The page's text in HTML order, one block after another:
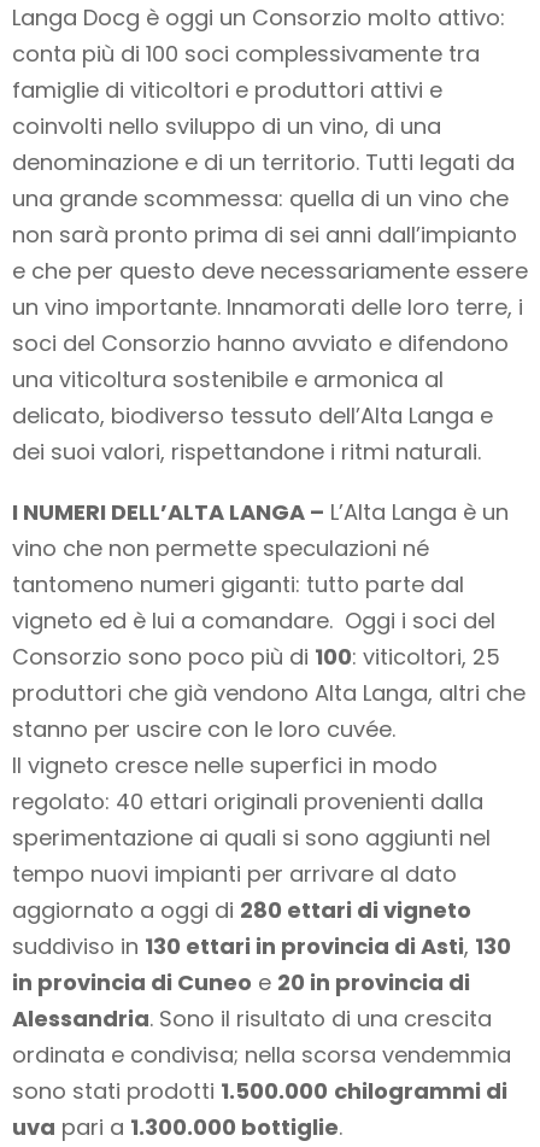
Langa Docg è oggi un Consorzio molto attivo:
conta più di 100 soci complessivamente tra
famiglie di viticoltori e produttori attivi e
coinvolti nello sviluppo di un vino, di una
denominazione e di un territorio. Tutti legati da
una grande scommessa: quella di un vino che
non sarà pronto prima di sei anni dall’impianto
e che per questo deve necessariamente essere
un vino importante. Innamorati delle loro terre, i
soci del Consorzio hanno avviato e difendono
una viticoltura sostenibile e armonica al
delicato, biodiverso tessuto dell’Alta Langa e
dei suoi valori, rispettandone i ritmi naturali.
I NUMERI DELL’ALTA LANGA – L’Alta Langa è un
vino che non permette speculazioni né
tantomeno numeri giganti: tutto parte dal
vigneto ed è lui a comandare. Oggi i soci del
Consorzio sono poco più di 100: viticoltori, 25
produttori che già vendono Alta Langa, altri che
stanno per uscire con le loro cuvée.
Il vigneto cresce nelle superfici in modo
regolato: 40 ettari originali provenienti dalla
sperimentazione ai quali si sono aggiunti nel
tempo nuovi impianti per arrivare al dato
aggiornato a oggi di 280 ettari di vigneto
suddiviso in 130 ettari in provincia di Asti, 130
in provincia di Cuneo e 20 in provincia di
Alessandria. Sono il risultato di una crescita
ordinata e condivisa; nella scorsa vendemmia
sono stati prodotti 1.500.000 chilogrammi di
uva pari a 1.300.000 bottiglie.